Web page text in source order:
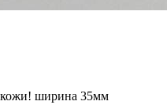
кожи! ширина 35мм